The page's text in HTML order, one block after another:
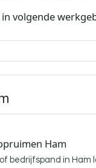
volgende
Ham
bedrijfspand in Ham